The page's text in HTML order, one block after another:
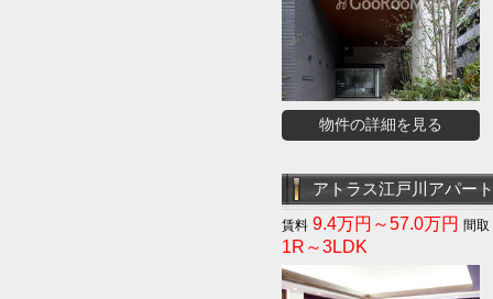
物件の詳細を見る
アトラス江戸川アパー
9.4万円～57.0万円
1R～3LDK